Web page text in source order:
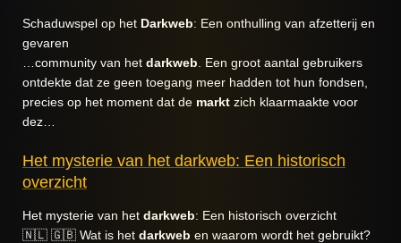
Schaduwspel op het Darkweb: Een onthulling van afzetterij en
gevaren
…community van het darkweb . Een groot aantal gebruikers
ontdekte dat ze geen toegang meer hadden tot hun fondsen,
precies op het moment dat de markt zich klaarmaakte voor
dez…
Het mysterie van het darkweb: Een historisch
overzicht
Het mysterie van het darkweb: Een historisch overzicht
🇳🇱 🇬🇧 Wat is het darkweb en waarom wordt het gebruikt?